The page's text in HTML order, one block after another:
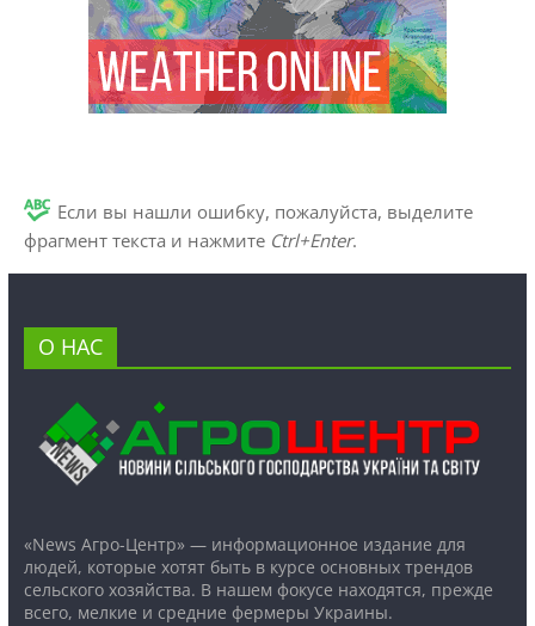
Если вы нашли ошибку, пожалуйста, выделите
фрагмент текста и нажмите Ctrl+Enter.
О НАС
«News Агро-Центр» — информационное издание для
людей, которые хотят быть в курсе основных трендов
сельского хозяйства. В нашем фокусе находятся, прежде
всего, мелкие и средние фермеры Украины.